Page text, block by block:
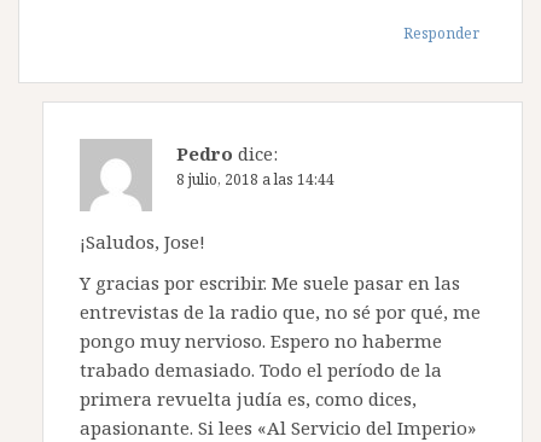
Responder
Pedro dice:
8 julio, 2018 a las 14:44
¡Saludos, Jose!
Y gracias por escribir. Me suele pasar en las
entrevistas de la radio que, no sé por qué, me
pongo muy nervioso. Espero no haberme
trabado demasiado. Todo el período de la
primera revuelta judía es, como dices,
apasionante. Si lees «Al Servicio del Imperio»